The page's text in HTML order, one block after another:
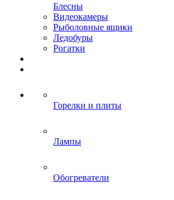
Блесны
Видеокамеры
Рыболовные ящики
Ледобуры
Рогатки
Горелки и плиты
Лампы
Обогреватели